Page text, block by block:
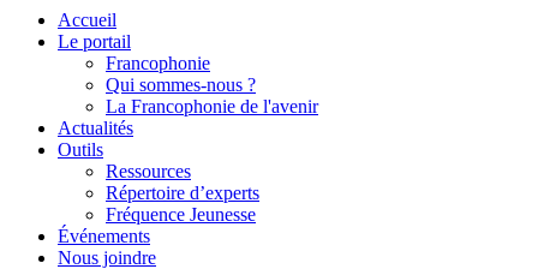
Accueil
Le portail
Francophonie
Qui sommes-nous ?
La Francophonie de l'avenir
Actualités
Outils
Ressources
Répertoire d’experts
Fréquence Jeunesse
Événements
Nous joindre